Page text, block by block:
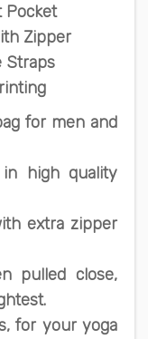
Pocket
Zipper
Straps
for men and
high quality
extra zipper
pulled close,
for your yoga